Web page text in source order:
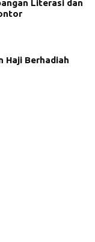
Literasi dan
Haji Berhadiah